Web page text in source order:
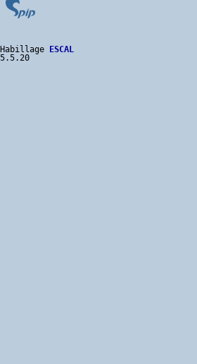
Habillage
ESCAL
5.5.20